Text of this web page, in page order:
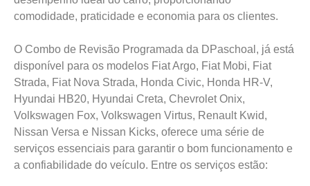
comodidade, praticidade e economia para os clientes.
O Combo de Revisão Programada da DPaschoal, já está
disponível para os modelos Fiat Argo, Fiat Mobi, Fiat
Strada, Fiat Nova Strada, Honda Civic, Honda HR-V,
Hyundai HB20, Hyundai Creta, Chevrolet Onix,
Volkswagen Fox, Volkswagen Virtus, Renault Kwid,
Nissan Versa e Nissan Kicks, oferece uma série de
serviços essenciais para garantir o bom funcionamento e
a confiabilidade do veículo. Entre os serviços estão: